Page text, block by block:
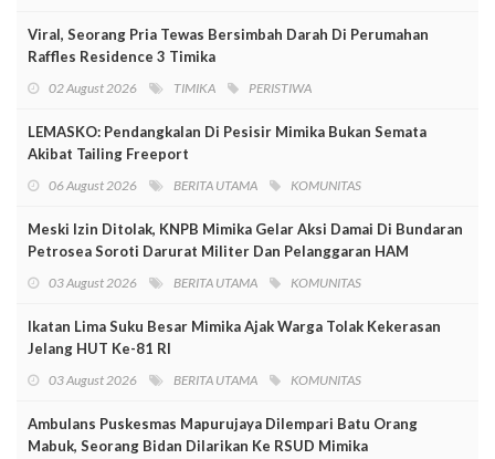
Viral, Seorang Pria Tewas Bersimbah Darah Di Perumahan
Raffles Residence 3 Timika
02 August 2026 TIMIKA PERISTIWA
LEMASKO: Pendangkalan Di Pesisir Mimika Bukan Semata
Akibat Tailing Freeport
06 August 2026 BERITA UTAMA KOMUNITAS
Meski Izin Ditolak, KNPB Mimika Gelar Aksi Damai Di Bundaran
Petrosea Soroti Darurat Militer Dan Pelanggaran HAM
03 August 2026 BERITA UTAMA KOMUNITAS
Ikatan Lima Suku Besar Mimika Ajak Warga Tolak Kekerasan
Jelang HUT Ke-81 RI
03 August 2026 BERITA UTAMA KOMUNITAS
Ambulans Puskesmas Mapurujaya Dilempari Batu Orang
Mabuk, Seorang Bidan Dilarikan Ke RSUD Mimika